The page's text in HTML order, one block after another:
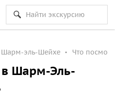
Шарм-эль-Шейхе Что
в Шарм-Эль-